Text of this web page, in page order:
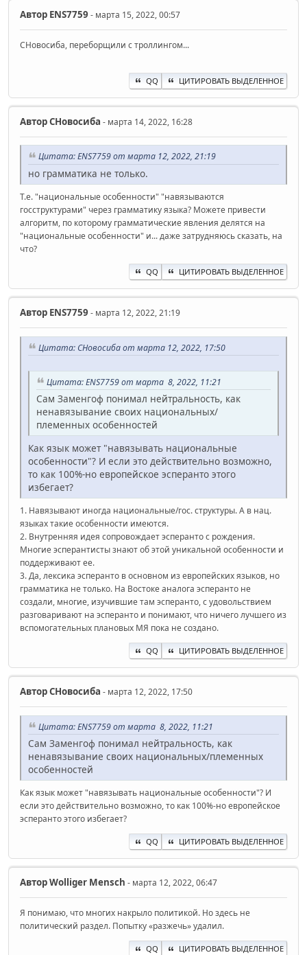
Автор ENS7759 - марта 15, 2022, 00:57
СНовосиба, переборщили с троллингом...
QQ ЦИТИРОВАТЬ ВЫДЕЛЕННОЕ
АвторСНовосиба - марта 14, 2022, 16:28
Цитата: ENS7759 от марта 12, 2022, 21:19
но грамматика не только.
Т.е. "национальные особенности" "навязываются
госструктурами" через грамматику языка? Можете привести
алгоритм, по которому грамматические явления делятся на
"национальные особенности" и... даже затрудняюсь сказать, на
что?
QQ ЦИТИРОВАТЬ ВЫДЕЛЕННОЕ
Автор ENS7759 - марта 12, 2022, 21:19
Цитата: СНовосиба от марта 12, 2022, 17:50
Цитата: ENS7759 от марта 8, 2022, 11:21
Сам Заменгоф понимал нейтральность, как
ненавязывание своих национальных/
племенных особенностей
Как язык может "навязывать национальные
особенности"? И если это действительно возможно,
то как 100%-но европейское эсперанто этого
избегает?
1. Навязывают иногда национальные/гос. структуры. А в нац.
языках такие особенности имеются.
2. Внутренняя идея сопровождает эсперанто с рождения.
Многие эсперантисты знают об этой уникальной особенности и
поддерживают ее.
3. Да, лексика эсперанто в основном из европейских языков, но
грамматика не только. На Востоке аналога эсперанто не
создали, многие, изучившие там эсперанто, с удовольствием
разговаривают на эсперанто и понимают, что ничего лучшего из
вспомогательных плановых МЯ пока не создано.
QQ ЦИТИРОВАТЬ ВЫДЕЛЕННОЕ
АвторСНовосиба - марта 12, 2022, 17:50
Цитата: ENS7759 от марта 8, 2022, 11:21
Сам Заменгоф понимал нейтральность, как
ненавязывание своих национальных/племенных
особенностей
Как язык может "навязывать национальные особенности"? И
если это действительно возможно, то как 100%-но европейское
эсперанто этого избегает?
QQ ЦИТИРОВАТЬ ВЫДЕЛЕННОЕ
АвторWolliger Mensch - марта 12, 2022, 06:47
Я понимаю, что многих накрыло политикой. Но здесь не
политический раздел. Попытку «разжечь» удалил.
QQ ЦИТИРОВАТЬ ВЫДЕЛЕННОЕ